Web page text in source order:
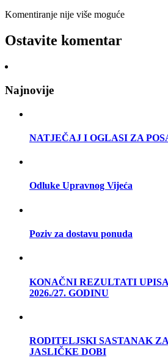
Komentiranje nije više moguće
Ostavite komentar
Najnovije
NATJEČAJ I OGLASI ZA
Odluke Upravnog Vijeća
Poziv za dostavu ponuda
KONAČNI REZULTATI
2026./27. GODINU
RODITELJSKI SASTANAK
JASLIČKE DOBI